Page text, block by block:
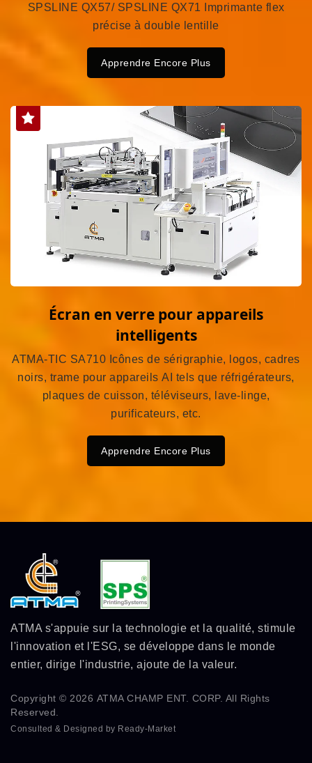
SPSLINE QX57/ SPSLINE QX71 Imprimante flex
précise à double lentille
Apprendre Encore Plus
Écran en verre pour appareils
intelligents
ATMA-TIC SA710 Icônes de sérigraphie, logos, cadres
noirs, trame pour appareils AI tels que réfrigérateurs,
plaques de cuisson, téléviseurs, lave-linge,
purificateurs, etc.
Apprendre Encore Plus
ATMA s'appuie sur la technologie et la qualité, stimule
l'innovation et l'ESG, se développe dans le monde
entier, dirige l'industrie, ajoute de la valeur.
Copyright © 2026 ATMA CHAMP ENT. CORP. All Rights
Reserved.
Consulted & Designed by Ready-Market